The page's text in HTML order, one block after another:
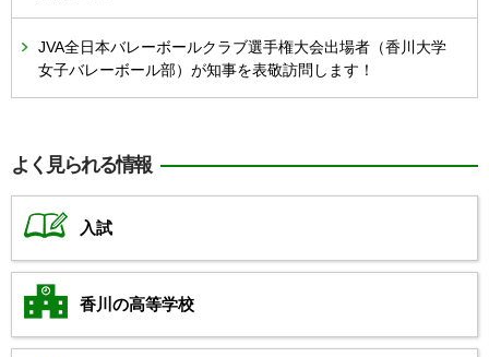
JVA全日本バレーボールクラブ選手権大会出場者（香川大学
女子バレーボール部）が知事を表敬訪問します！
よく見られる情報
入試
香川の高等学校